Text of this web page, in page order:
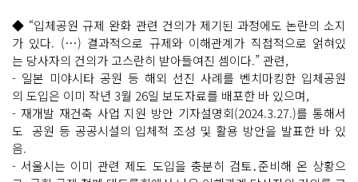
◆ “입체공원 규제 완화 관련 건의가 제기된 과정에도 논란의 소지
가 있다. (…) 결과적으로 규제와 이해관계가 직접적으로 얽혀있
는 당사자의 건의가 고스란히 받아들여진 셈이다.” 관련,
- 일본 미야시타 공원 등 해외 선진 사례를 벤치마킹한 입체공원
의 도입은 이미 작년 3월 26일 보도자료를 배포한 바 있으며,
- 재개발 재건축 사업 지원 방안 기자설명회(2024.3.27.)를 통해서
도 공원 등 공공시설의 입체적 조성 및 활용 방안을 발표한 바 있
음.
- 서울시는 이미 관련 제도 도입을 충분히 검토․준비해 온 상황으